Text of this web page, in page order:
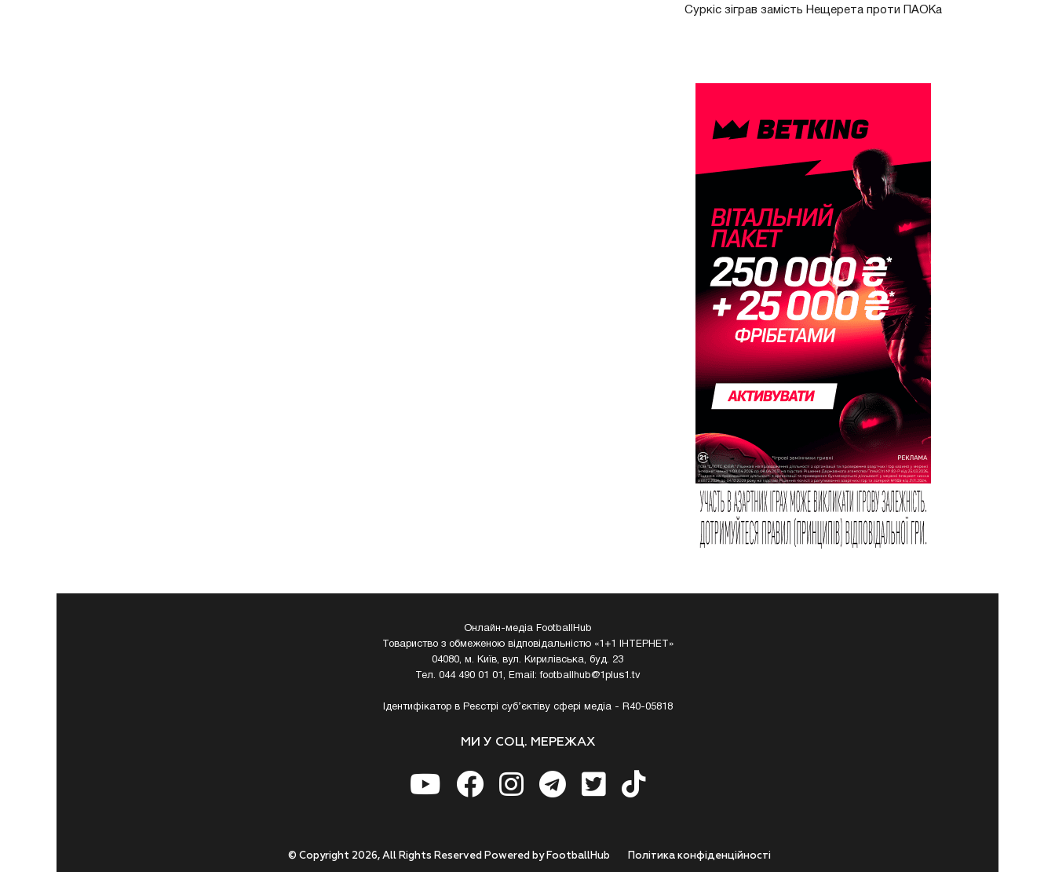
Суркіс зіграв замість Нещерета проти ПАОКа
Онлайн-медіа FootballHub
Товариство з обмеженою відповідальністю «1+1 ІНТЕРНЕТ»
04080, м. Київ, вул. Кирилівська, буд. 23
Тел. 044 490 01 01, Email:footballhub@1plus1.tv
Ідентифікатор в Реєстрі суб’єктіву сфері медіа - R40-05818
МИ У СОЦ. МЕРЕЖАХ
Полiтика конфiденцiйностi
© Copyright 2026, All Rights Reserved Powered by FootballHub